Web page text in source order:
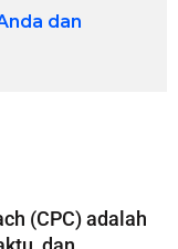
dan
(CPC) adalah